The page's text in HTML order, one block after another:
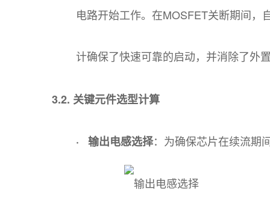
电路开始工作。在MOSFET关断期间，
计确保了快速可靠的启动，并消除了外
3.2. 关键元件选型计算
· 输出电感选择：为确保芯片在续流期